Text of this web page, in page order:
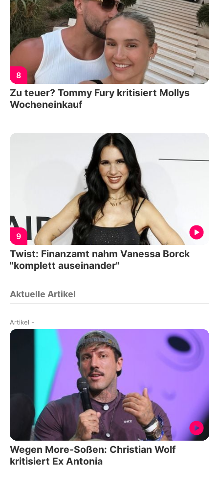
8
Zu teuer? Tommy Fury kritisiert Mollys
Wocheneinkauf
9
Twist: Finanzamt nahm Vanessa Borck
"komplett auseinander"
Aktuelle Artikel
Artikel -
Wegen More-Soßen: Christian Wolf
kritisiert Ex Antonia